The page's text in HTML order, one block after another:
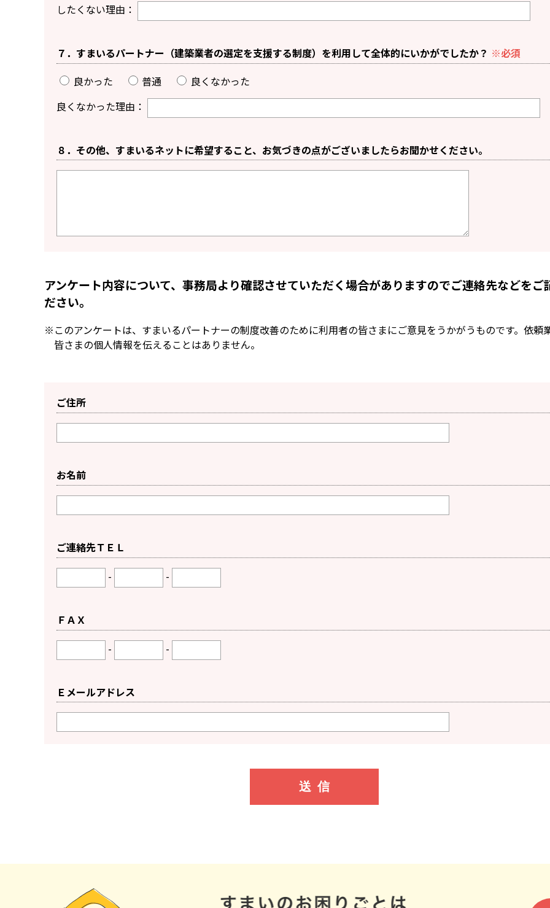
したくない理由：
７．すまいるパートナー（建築業者の選定を支援する制度）を利用して全体的にいかがでしたか？ ※必須
良かった
普通
良くなかった
良くなかった理由：
８．その他、すまいるネットに希望すること、お気づきの点がございましたらお聞かせください。
アンケート内容について、事務局より確認させていただく場合がありますのでご連絡先などをご
ださい。
このアンケートは、すまいるパートナーの制度改善のために利用者の皆さまにご意見をうかがうものです。依頼
皆さまの個人情報を伝えることはありません。
ご住所
お名前
ご連絡先ＴＥＬ
-
-
ＦＡＸ
-
-
Ｅメールアドレス